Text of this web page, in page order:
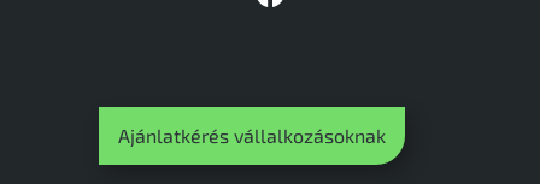
Ajánlatkérés vállalkozásoknak